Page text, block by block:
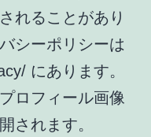
れることがあり
シーポリシーは
にあります。
ロフィール画像
されます。